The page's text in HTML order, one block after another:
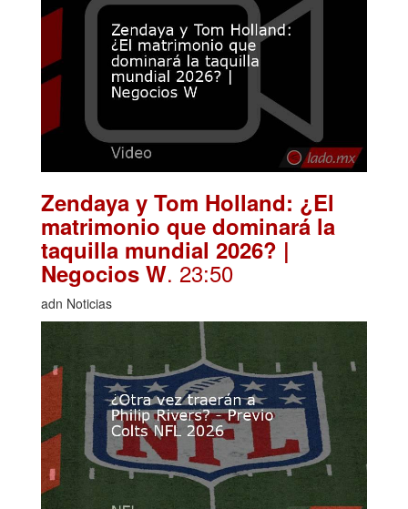
Zendaya y Tom Holland: ¿El
matrimonio que dominará la
taquilla mundial 2026? |
Negocios W. 23:50
adn Noticias